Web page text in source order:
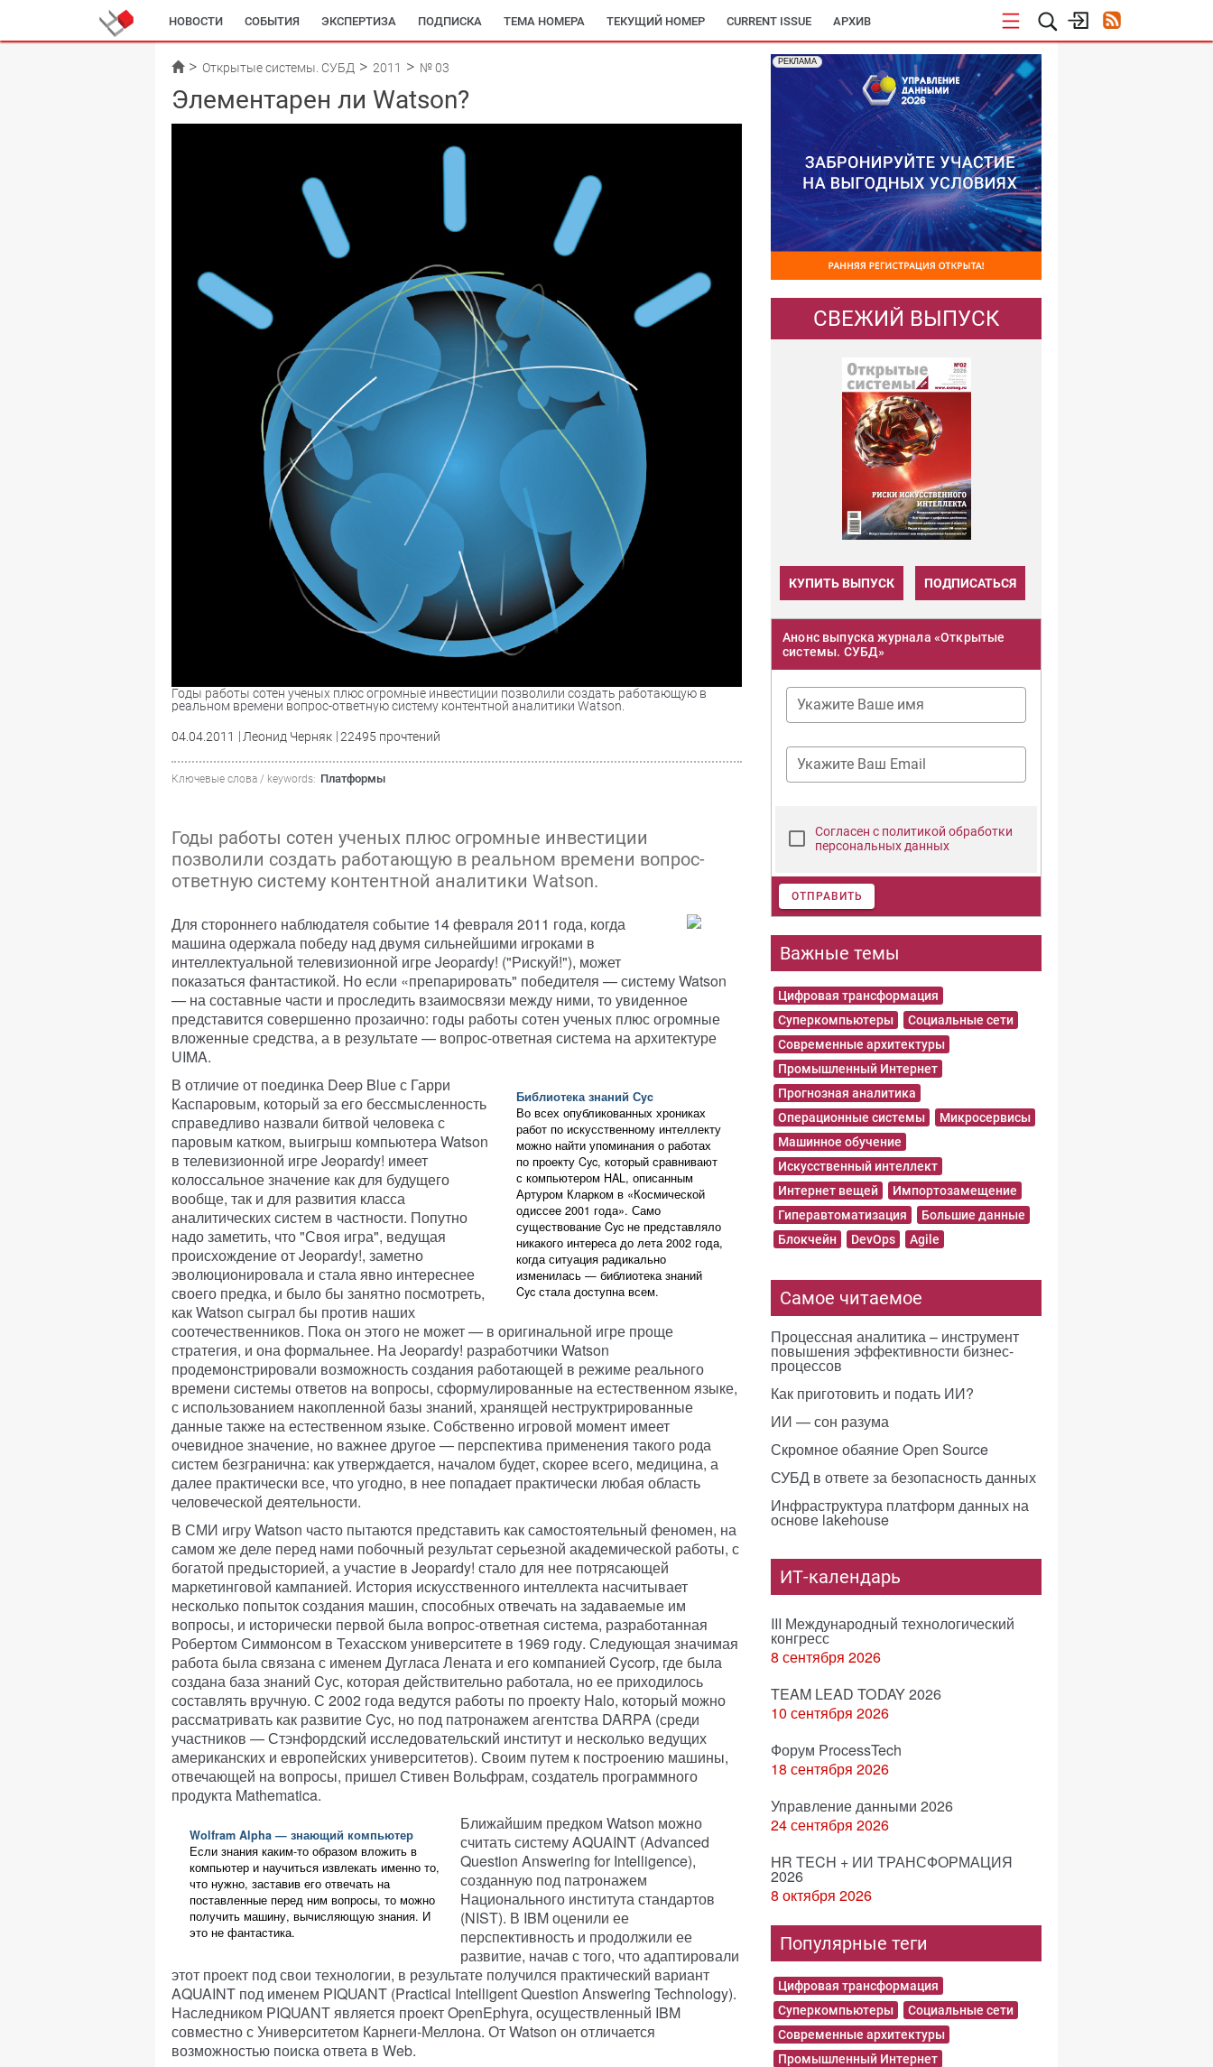
НОВОСТИ СОБЫТИЯ ЭКСПЕРТИЗА ПОДПИСКА ТЕМА НОМЕРА ТЕКУЩИЙ НОМЕР CURRENT ISSUE АРХИВ
Открытые системы. СУБД 2011 № 03
Элементарен ли Watson?
Годы работы сотен ученых плюс огромные инвестиции позволили создать работающую в
реальном времени вопрос-ответную систему контентной аналитики Watson.
04.04.2011 Леонид Черняк 22495 прочтений
Ключевые слова / keywords: Платформы
Годы работы сотен ученых плюс огромные инвестиции
позволили создать работающую в реальном времени вопрос-
ответную систему контентной аналитики Watson.
Для стороннего наблюдателя событие 14 февраля 2011 года, когда
машина одержала победу над двумя сильнейшими игроками в
интеллектуальной телевизионной игре Jeopardy! ("Рискуй!"), может
показаться фантастикой. Но если «препарировать" победителя — систему Watson
— на составные части и проследить взаимосвязи между ними, то увиденное
представится совершенно прозаично: годы работы сотен ученых плюс огромные
вложенные средства, а в результате — вопрос-ответная система на архитектуре
UIMA.
Библиотека знаний Сyc
Во всех опубликованных хрониках
работ по искусственному интеллекту
можно найти упоминания о работах
по проекту Cyc, который сравнивают
с компьютером HAL, описанным
Артуром Кларком в «Космической
одиссее 2001 года». Само
существование Cyc не представляло
никакого интереса до лета 2002 года,
когда ситуация радикально
изменилась — библиотека знаний
Cyc стала доступна всем.
В отличие от поединка Deep Blue с Гарри
Каспаровым, который за его бессмысленность
справедливо назвали битвой человека с
паровым катком, выигрыш компьютера Watson
в телевизионной игре Jeopardy! имеет
колоссальное значение как для будущего
вообще, так и для развития класса
аналитических систем в частности. Попутно
надо заметить, что "Своя игра", ведущая
происхождение от Jeopardy!, заметно
эволюционировала и стала явно интереснее
своего предка, и было бы занятно посмотреть,
как Watson сыграл бы против наших
соотечественников. Пока он этого не может — в оригинальной игре проще
стратегия, и она формальнее. На Jeopardy! разработчики Watson
продемонстрировали возможность создания работающей в режиме реального
времени системы ответов на вопросы, сформулированные на естественном языке,
с использованием накопленной базы знаний, хранящей неструктрированные
данные также на естественном языке. Собственно игровой момент имеет
очевидное значение, но важнее другое — перспектива применения такого рода
систем безгранична: как утверждается, началом будет, скорее всего, медицина, а
далее практически все, что угодно, в нее попадает практически любая область
человеческой деятельности.
В СМИ игру Watson часто пытаются представить как самостоятельный феномен, на
самом же деле перед нами побочный результат серьезной академической работы, с
богатой предысторией, а участие в Jeopardy! стало для нее потрясающей
маркетинговой кампанией. История искусственного интеллекта насчитывает
несколько попыток создания машин, способных отвечать на задаваемые им
вопросы, и исторически первой была вопрос-ответная система, разработанная
Робертом Симмонсом в Техасском университете в 1969 году. Следующая значимая
работа была связана с именем Дугласа Лената и его компанией Cycorp, где была
создана база знаний Cус, которая действительно работала, но ее приходилось
составлять вручную. С 2002 года ведутся работы по проекту Halo, который можно
рассматривать как развитие Cyc, но под патронажем агентства DARPA (среди
участников — Стэнфордский исследовательский институт и несколько ведущих
американских и европейских университетов). Своим путем к построению машины,
отвечающей на вопросы, пришел Стивен Вольфрам, создатель программного
продукта Mathematica.
Wolfram Alpha — знающий компьютер
Если знания каким-то образом вложить в
компьютер и научиться извлекать именно то,
что нужно, заставив его отвечать на
поставленные перед ним вопросы, то можно
получить машину, вычисляющую знания. И
это не фантастика.
Ближайшим предком Watson можно
считать систему AQUAINT (Advanced
Question Answering for Intelligence),
созданную под патронажем
Национального института стандартов
(NIST). В IBM оценили ее
перспективность и продолжили ее
развитие, начав с того, что адаптировали
этот проект под свои технологии, в результате получился практический вариант
AQUAINT под именем PIQUANT (Practical Intelligent Question Answering Technology).
Наследником PIQUANT является проект OpenEphyra, осуществленный IBM
совместно с Университетом Карнеги-Меллона. От Watson он отличается
возможностью поиска ответа в Web.
РЕКЛАМА
СВЕЖИЙ ВЫПУСК
КУПИТЬ ВЫПУСК ПОДПИСАТЬСЯ
Анонс выпуска журнала «Открытые
системы. СУБД»
Укажите Ваше имя
Укажите Ваш Email
Согласен с политикой обработки
персональных данных
ОТПРАВИТЬ
Важные темы
Цифровая трансформация
Суперкомпьютеры
Социальные сети
Современные архитектуры
Промышленный Интернет
Прогнозная аналитика
Операционные системы
Микросервисы
Машинное обучение
Искусственный интеллект
Интернет вещей
Импортозамещение
Гиперавтоматизация
Большие данные
Блокчейн
DevOps Agile
Самое читаемое
Процессная аналитика – инструмент
повышения эффективности бизнес-
процессов
Как приготовить и подать ИИ?
ИИ — сон разума
Скромное обаяние Open Source
СУБД в ответе за безопасность данных
Инфраструктура платформ данных на
основе lakehouse
ИТ-календарь
III Международный технологический
конгресс
8 сентября 2026
TEAM LEAD TODAY 2026
10 сентября 2026
Форум ProcessTech
18 сентября 2026
Управление данными 2026
24 сентября 2026
HR TECH + ИИ ТРАНСФОРМАЦИЯ
2026
8 октября 2026
Популярные теги
Цифровая трансформация
Суперкомпьютеры
Социальные сети
Современные архитектуры
Промышленный Интернет